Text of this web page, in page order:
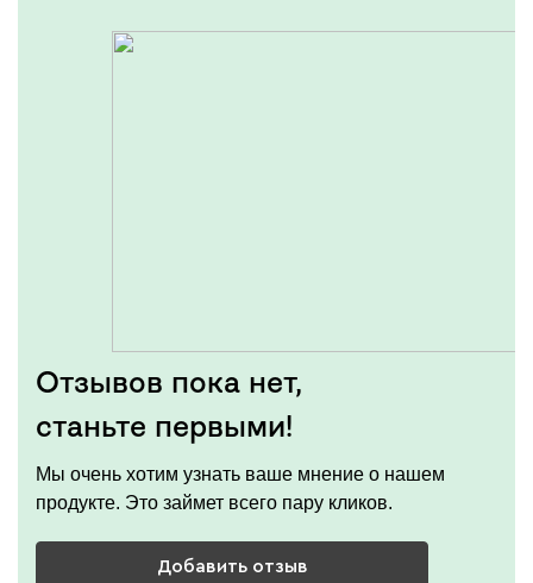
Отзывов пока нет,
станьте первыми!
Мы очень хотим узнать ваше мнение о нашем
продукте. Это займет всего пару кликов.
Добавить отзыв